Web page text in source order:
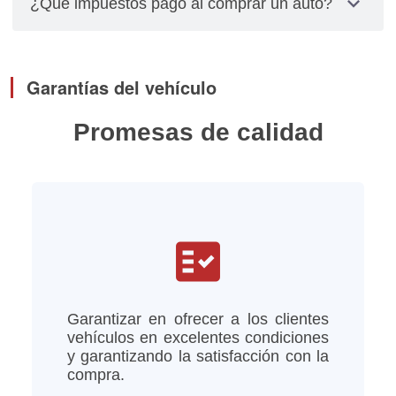
relacionados con placas, cambios de propietarios
¿Qué impuestos pago al comprar un auto?
tomando en cuenta el año del modelo del vehículo
Garantías del vehículo
Promesas de calidad
fact_check
Garantizar en ofrecer a los clientes
vehículos en excelentes condiciones
y garantizando la satisfacción con la
compra.